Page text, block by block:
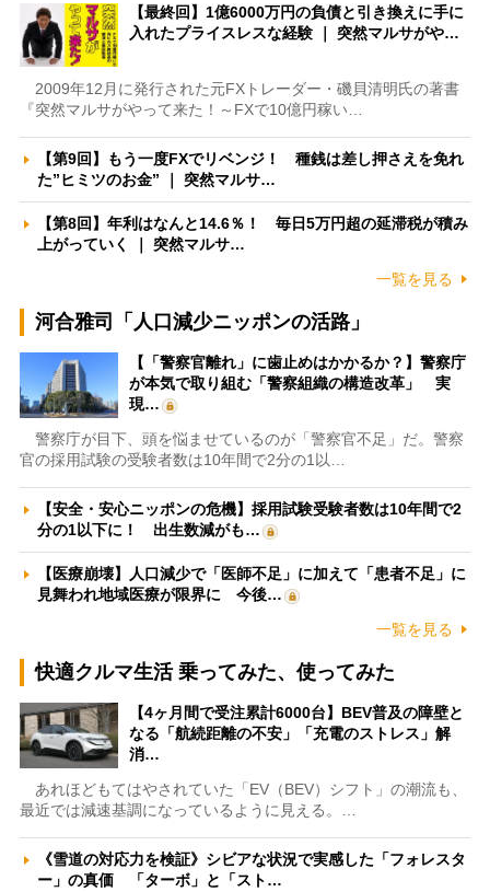
【最終回】1億6000万円の負債と引き換えに手に
入れたプライスレスな経験 ｜ 突然マルサがや…
2009年12月に発行された元FXトレーダー・磯貝清明氏の著書
『突然マルサがやって来た！～FXで10億円稼い…
【第9回】もう一度FXでリベンジ！ 種銭は差し押さえを免れ
た”ヒミツのお金” ｜ 突然マルサ…
【第8回】年利はなんと14.6％！ 毎日5万円超の延滞税が積み
上がっていく ｜ 突然マルサ…
一覧を見る
河合雅司「人口減少ニッポンの活路」
【「警察官離れ」に歯止めはかかるか？】警察庁
が本気で取り組む「警察組織の構造改革」 実
現…
警察庁が目下、頭を悩ませているのが「警察官不足」だ。警察
官の採用試験の受験者数は10年間で2分の1以…
【安全・安心ニッポンの危機】採用試験受験者数は10年間で2
分の1以下に！ 出生数減がも…
【医療崩壊】人口減少で「医師不足」に加えて「患者不足」に
見舞われ地域医療が限界に 今後…
一覧を見る
快適クルマ生活 乗ってみた、使ってみた
【4ヶ月間で受注累計6000台】BEV普及の障壁と
なる「航続距離の不安」「充電のストレス」解
消…
あれほどもてはやされていた「EV（BEV）シフト」の潮流も、
最近では減速基調になっているように見える。…
《雪道の対応力を検証》シビアな状況で実感した「フォレスタ
ー」の真価 「ターボ」と「スト…